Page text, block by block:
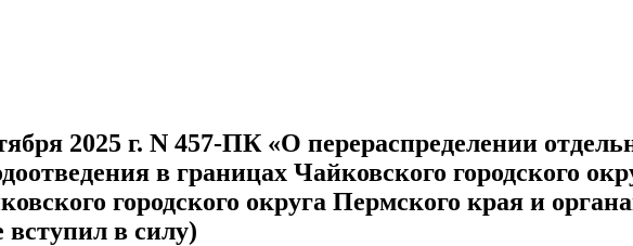
2025 г. N 457-ПК «О перераспределении
в границах Чайковского городского
городского округа Пермского края и
в силу)